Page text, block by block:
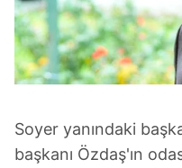
Soyer yanındaki
başkanı Özdaş'ın